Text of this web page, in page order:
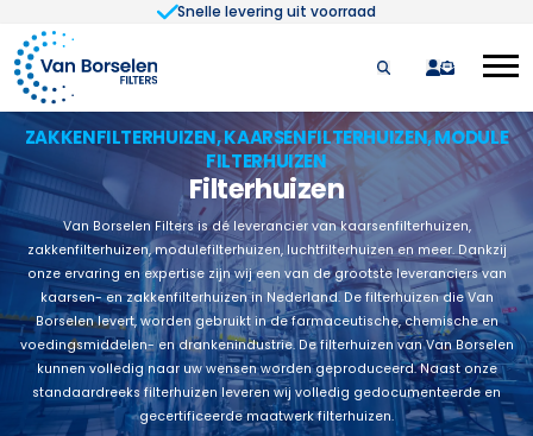
Snelle levering uit voorraad
Ga naar de inhoud
quote
ZAKKENFILTERHUIZEN, KAARSENFILTERHUIZEN, MODULE
FILTERHUIZEN
Filterhuizen
Van Borselen Filters is dé leverancier van kaarsenfilterhuizen,
zakkenfilterhuizen, modulefilterhuizen, luchtfilterhuizen en meer. Dankzij
onze ervaring en expertise zijn wij een van de grootste leveranciers van
kaarsen- en zakkenfilterhuizen in Nederland. De filterhuizen die Van
Borselen levert, worden gebruikt in de farmaceutische, chemische en
voedingsmiddelen- en drankenindustrie. De filterhuizen van Van Borselen
kunnen volledig naar uw wensen worden geproduceerd. Naast onze
standaardreeks filterhuizen leveren wij volledig gedocumenteerde en
gecertificeerde maatwerk filterhuizen.